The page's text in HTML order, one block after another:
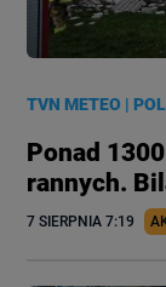
TVN METEO |
Ponad
rannych.
7 SIERPNIA 7:19